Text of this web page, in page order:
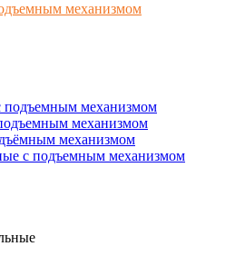
механизмом
подъемным механизмом
механизмом
механизмом
с подъемным механизмом